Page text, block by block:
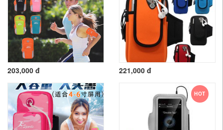
203,000 đ 221,000 đ
HOT